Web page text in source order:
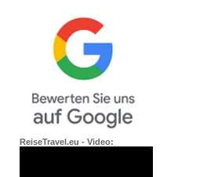
ReiseTravel.eu - Video: